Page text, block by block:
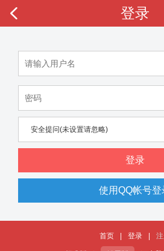
登录
安全提问(未设置请忽略)
登录
使用QQ帐号登
首页 登录